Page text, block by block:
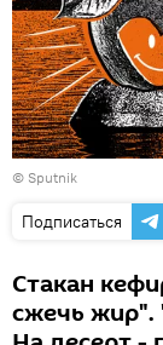
© Sputnik
Подписаться
Стакан
сжечь жир".